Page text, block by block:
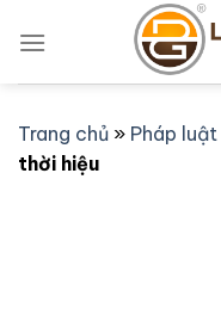
qua
Trang chủ » Pháp luật
thời hiệu